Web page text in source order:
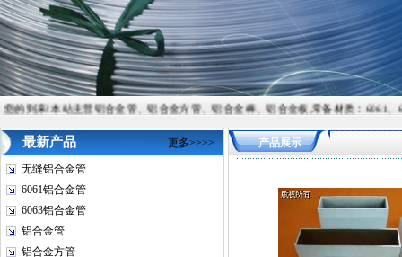
到来!本站主营铝合金管、铝合金方管、铝合金棒、铝合金板,常备材质：6061、
最新产品 更多>>>>
无缝铝合金管
6061铝合金管
6063铝合金管
铝合金管
铝合金方管
产品展示